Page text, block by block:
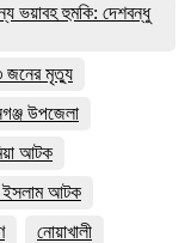
ভয়াবহ হুমকি: দেশবন্ধু
জনের মৃত্যু
উপজেলা
আটক
ইসলাম আটক
নোয়াখালী